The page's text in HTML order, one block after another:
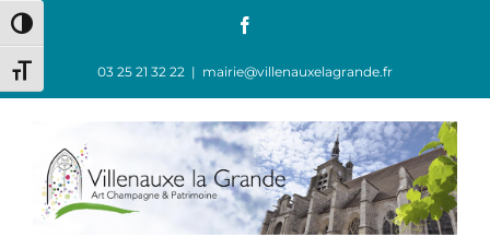
Passer en contraste élevé
Changer la taille de la police
03 25 21 32 22 | mairie@villenauxelagrande.fr